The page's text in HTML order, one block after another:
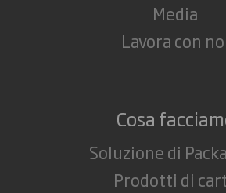
Media
Lavora con
Cosa
Soluzione di
Prodotti di